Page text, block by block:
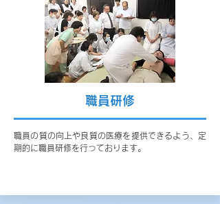
職員研修
職員の質の向上や良質の医療を提供できるよう、定
期的に職員研修を行っております。